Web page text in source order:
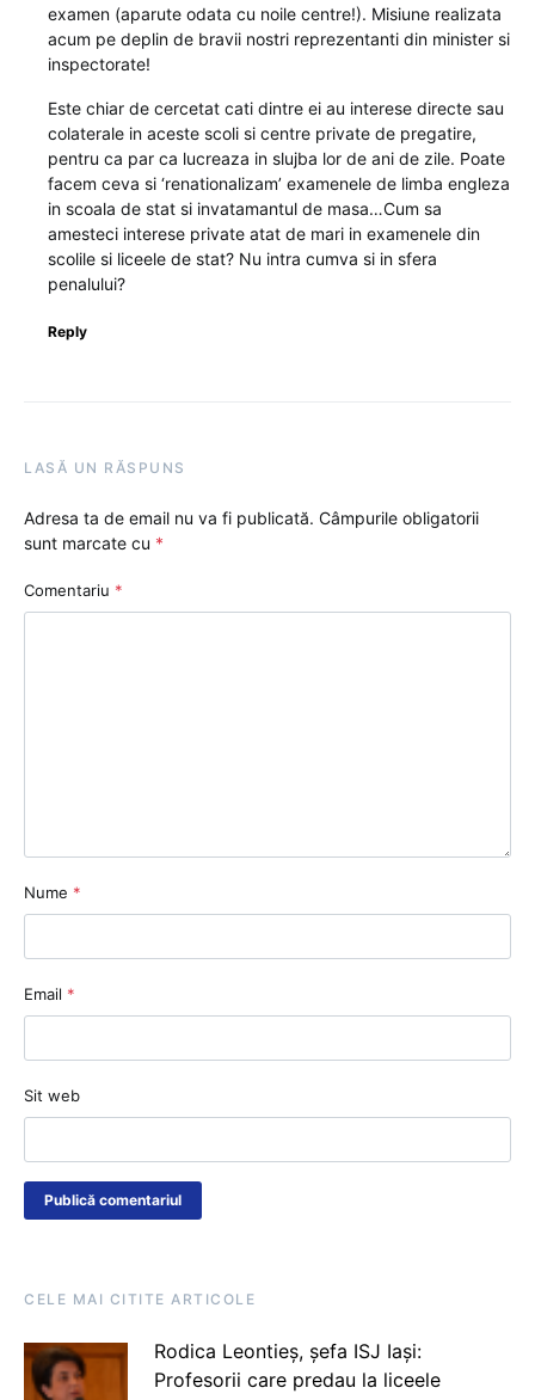
examen (aparute odata cu noile centre!). Misiune realizata
acum pe deplin de bravii nostri reprezentanti din minister si
inspectorate!
Este chiar de cercetat cati dintre ei au interese directe sau
colaterale in aceste scoli si centre private de pregatire,
pentru ca par ca lucreaza in slujba lor de ani de zile. Poate
facem ceva si ‘renationalizam’ examenele de limba engleza
in scoala de stat si invatamantul de masa…Cum sa
amesteci interese private atat de mari in examenele din
scolile si liceele de stat? Nu intra cumva si in sfera
penalului?
Reply
LASĂ UN RĂSPUNS
Adresa ta de email nu va fi publicată. Câmpurile obligatorii
sunt marcate cu *
Comentariu *
Nume *
Email *
Sit web
CELE MAI CITITE ARTICOLE
Rodica Leontieș, șefa ISJ Iași:
Profesorii care predau la liceele